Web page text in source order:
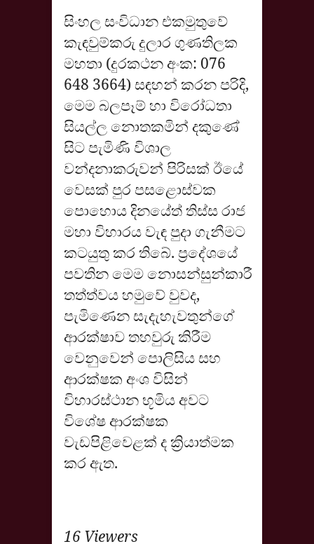
සිංහල සංවිධාන එකමුතුවේ
කැඳවුම්කරු දුලාර ගුණතිලක
මහතා (දුරකථන අංක: 076
648 3664) සඳහන් කරන පරිදි,
මෙම බලපෑම් හා විරෝධතා
සියල්ල නොතකමින් දකුණේ
සිට පැමිණි විශාල
වන්දනාකරුවන් පිරිසක් ඊයේ
වෙසක් පුර පසළොස්වක
පොහොය දිනයේත් තිස්ස රාජ
මහා විහාරය වැඳ පුදා ගැනීමට
කටයුතු කර තිබේ. ප්‍රදේශයේ
පවතින මෙම නොසන්සුන්කාරී
තත්ත්වය හමුවේ වුවද,
පැමිණෙන සැදැහැවතුන්ගේ
ආරක්ෂාව තහවුරු කිරීම
වෙනුවෙන් පොලිසිය සහ
ආරක්ෂක අංශ විසින්
විහාරස්ථාන භූමිය අවට
විශේෂ ආරක්ෂක
වැඩපිළිවෙළක් ද ක්‍රියාත්මක
කර ඇත.
16 Viewers